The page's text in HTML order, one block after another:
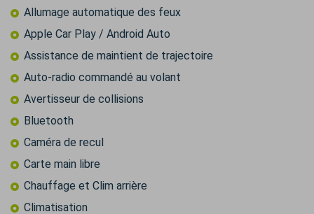
Allumage automatique des feux
Apple Car Play / Android Auto
Assistance de maintient de trajectoire
Auto-radio commandé au volant
Avertisseur de collisions
Bluetooth
Caméra de recul
Carte main libre
Chauffage et Clim arrière
Climatisation